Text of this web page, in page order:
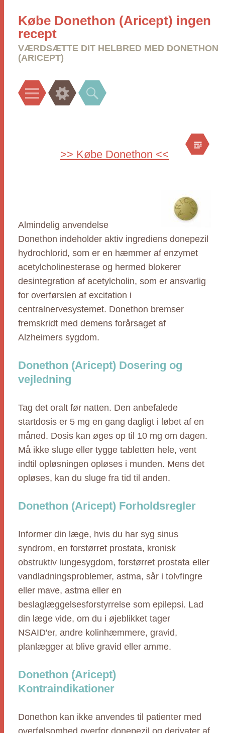
Købe Donethon (Aricept) ingen
recept
VÆRDSÆTTE DIT HELBRED MED DONETHON
(ARICEPT)
Menu Widgets Search
>> Købe Donethon <<
Almindelig anvendelse
Donethon indeholder aktiv ingrediens donepezil
hydrochlorid, som er en hæmmer af enzymet
acetylcholinesterase og hermed blokerer
desintegration af acetylcholin, som er ansvarlig
for overførslen af excitation i
centralnervesystemet. Donethon bremser
fremskridt med demens forårsaget af
Alzheimers sygdom.
Donethon (Aricept) Dosering og
vejledning
Tag det oralt før natten. Den anbefalede
startdosis er 5 mg en gang dagligt i løbet af en
måned. Dosis kan øges op til 10 mg om dagen.
Må ikke sluge eller tygge tabletten hele, vent
indtil opløsningen opløses i munden. Mens det
opløses, kan du sluge fra tid til anden.
Donethon (Aricept) Forholdsregler
Informer din læge, hvis du har syg sinus
syndrom, en forstørret prostata, kronisk
obstruktiv lungesygdom, forstørret prostata eller
vandladningsproblemer, astma, sår i tolvfingre
eller mave, astma eller en
beslaglæggelsesforstyrrelse som epilepsi. Lad
din læge vide, om du i øjeblikket tager
NSAID'er, andre kolinhæmmere, gravid,
planlægger at blive gravid eller amme.
Donethon (Aricept)
Kontraindikationer
Donethon kan ikke anvendes til patienter med
overfølsomhed overfor donepezil og derivater af